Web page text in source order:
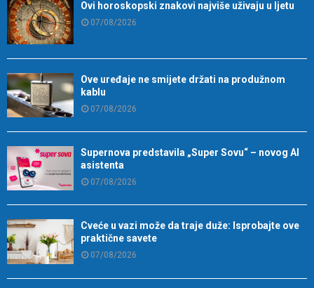
Ovi horoskopski znakovi najviše uživaju u ljetu
07/08/2026
Ove uređaje ne smijete držati na produžnom
kablu
07/08/2026
Supernova predstavila „Super Sovu“ – novog AI
asistenta
07/08/2026
Cveće u vazi može da traje duže: Isprobajte ove
praktične savete
07/08/2026